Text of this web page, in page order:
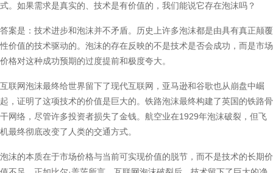
式。如果需求是真实的、技术是有价值的，我们能说它存在泡沫吗？
答案是：技术进步和泡沫并不矛盾。历史上许多泡沫都是由具有真正颠覆
性价值的技术驱动的。泡沫的存在反映的不是技术是否会成功，而是市场
价格对这种成功预期的过度提前和极度夸大。
互联网泡沫最终给世界留下了现代互联网，亚马逊和谷歌也从崩盘中崛
起，证明了这项技术的价值是巨大的。铁路泡沫最终构建了英国的铁路骨
干网络，尽管许多投资者损失了金钱。航空业在1929年泡沫破裂，但飞
机最终彻底改变了人类的交通方式。
泡沫的本质在于市场价格与当前可实现价值的脱节，而不是技术的长期价